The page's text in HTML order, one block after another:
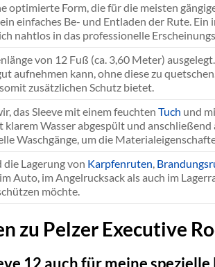
optimierte Form, die für die meisten
einfaches Be- und Entladen der Rute.
nahtlos in das professionelle
von 12 Fuß (ca. 3,60 Meter)
aufnehmen kann, ohne diese zu
zusätzlichen Schutz bietet.
das Sleeve mit einem feuchten Tuch und
Wasser abgespült und
Waschgänge, um die
Lagerung von Karpfenruten,
Auto, im Angelrucksack als auch im
möchte.
zu Pelzer Executive